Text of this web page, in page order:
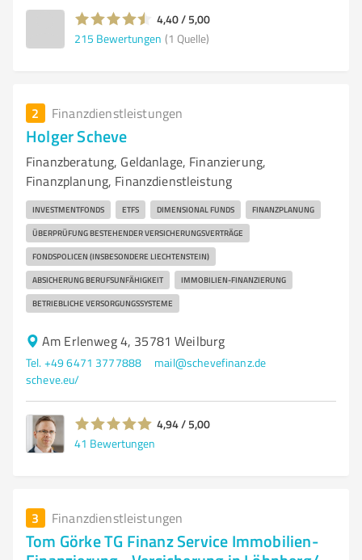
4,40 / 5,00
215 Bewertungen (1 Quelle)
2 Finanzdienstleistungen
Holger Scheve
Finanzberatung, Geldanlage, Finanzierung,
Finanzplanung, Finanzdienstleistung
INVESTMENTFONDS ETFS DIMENSIONAL FUNDS FINANZPLANUNG
ÜBERPRÜFUNG BESTEHENDER VERSICHERUNGSVERTRÄGE
FONDSPOLICEN (INSBESONDERE LIECHTENSTEIN)
ABSICHERUNG BERUFSUNFÄHIGKEIT IMMOBILIEN-FINANZIERUNG
BETRIEBLICHE VERSORGUNGSSYSTEME
Am Erlenweg 4, 35781 Weilburg
Tel. +49 6471 3777888
mail@schevefinanz.de
scheve.eu/
4,94 / 5,00
41 Bewertungen
3 Finanzdienstleistungen
Tom Görke TG Finanz Service Immobilien-